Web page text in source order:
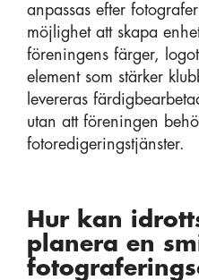
anpassas efter
möjlighet att skapa
föreningens färger,
element som stärker
levereras
utan att föreningen
fotoredigeringstjänster.
Hur kan
planera en